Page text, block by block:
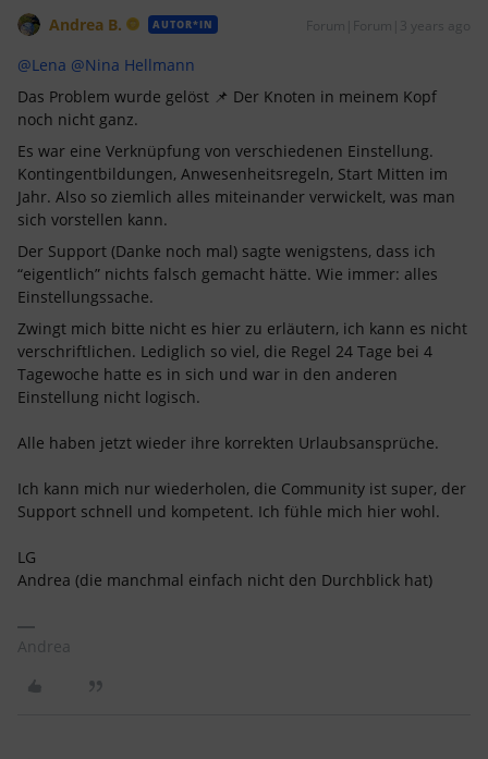
Andrea B. AUTOR*IN Forum|Forum|3 years ago
@Lena @Nina Hellmann
Das Problem wurde gelöst 📌 Der Knoten in meinem Kopf
noch nicht ganz.
Es war eine Verknüpfung von verschiedenen Einstellung.
Kontingentbildungen, Anwesenheitsregeln, Start Mitten im
Jahr. Also so ziemlich alles miteinander verwickelt, was man
sich vorstellen kann.
Der Support (Danke noch mal) sagte wenigstens, dass ich
“eigentlich” nichts falsch gemacht hätte. Wie immer: alles
Einstellungssache.
Zwingt mich bitte nicht es hier zu erläutern, ich kann es nicht
verschriftlichen. Lediglich so viel, die Regel 24 Tage bei 4
Tagewoche hatte es in sich und war in den anderen
Einstellung nicht logisch.
Alle haben jetzt wieder ihre korrekten Urlaubsansprüche.
Ich kann mich nur wiederholen, die Community ist super, der
Support schnell und kompetent. Ich fühle mich hier wohl.
LG
Andrea (die manchmal einfach nicht den Durchblick hat)
Andrea